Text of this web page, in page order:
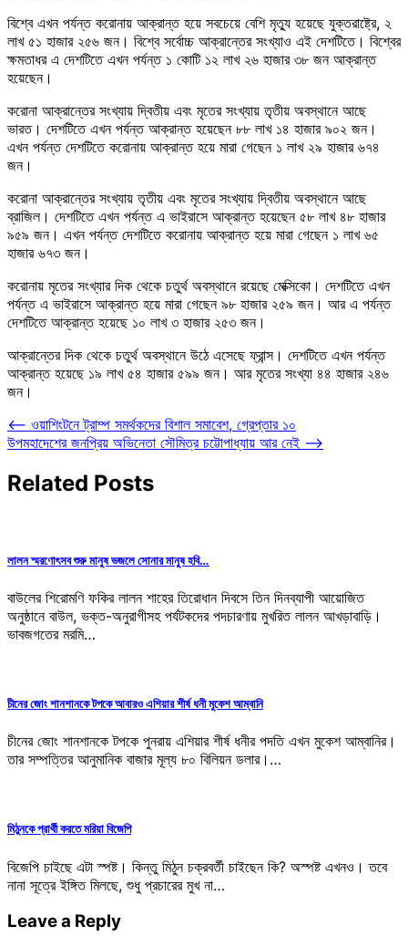
বিশ্বে এখন পর্যন্ত করোনায় আক্রান্ত হয়ে সবচেয়ে বেশি মৃত্যু হয়েছে যুক্তরাষ্ট্রে, ২
লাখ ৫১ হাজার ২৫৬ জন। বিশ্বে সর্বোচ্চ আক্রান্তের সংখ্যাও এই দেশটিতে। বিশ্বের
ক্ষমতাধর এ দেশটিতে এখন পর্যন্ত ১ কোটি ১২ লাখ ২৬ হাজার ৩৮ জন আক্রান্ত
হয়েছেন।
করোনা আক্রান্তের সংখ্যায় দ্বিতীয় এবং মৃতের সংখ্যায় তৃতীয় অবস্থানে আছে
ভারত। দেশটিতে এখন পর্যন্ত আক্রান্ত হয়েছেন ৮৮ লাখ ১৪ হাজার ৯০২ জন।
এখন পর্যন্ত দেশটিতে করোনায় আক্রান্ত হয়ে মারা গেছেন ১ লাখ ২৯ হাজার ৬৭৪
জন।
করোনা আক্রান্তের সংখ্যায় তৃতীয় এবং মৃতের সংখ্যায় দ্বিতীয় অবস্থানে আছে
ব্রাজিল। দেশটিতে এখন পর্যন্ত এ ভাইরাসে আক্রান্ত হয়েছেন ৫৮ লাখ ৪৮ হাজার
৯৫৯ জন। এখন পর্যন্ত দেশটিতে করোনায় আক্রান্ত হয়ে মারা গেছেন ১ লাখ ৬৫
হাজার ৬৭৩ জন।
করোনায় মৃতের সংখ্যার দিক থেকে চতুর্থ অবস্থানে রয়েছে মেক্সিকো। দেশটিতে এখন
পর্যন্ত এ ভাইরাসে আক্রান্ত হয়ে মারা গেছেন ৯৮ হাজার ২৫৯ জন। আর এ পর্যন্ত
দেশটিতে আক্রান্ত হয়েছে ১০ লাখ ৩ হাজার ২৫৩ জন।
আক্রান্তের দিক থেকে চতুর্থ অবস্থানে উঠে এসেছে ফ্রান্স। দেশটিতে এখন পর্যন্ত
আক্রান্ত হয়েছে ১৯ লাখ ৫৪ হাজার ৫৯৯ জন। আর মৃতের সংখ্যা ৪৪ হাজার ২৪৬
জন।
Post
navigation
⟵ ওয়াশিংটনে ট্রাম্প সমর্থকদের বিশাল সমাবেশ, গ্রেপ্তার ১০
উপমহাদেশের জনপ্রিয় অভিনেতা সৌমিত্র চট্টোপাধ্যায় আর নেই ⟶
Related Posts
লালন স্মরণোৎসব শুরু মানুষ ভজলে সোনার মানুষ হবি…
বাউলের শিরোমণি ফকির লালন শাহের তিরোধান দিবসে তিন দিনব্যাপী আয়োজিত
অনুষ্ঠানে বাউল, ভক্ত-অনুরাগীসহ পর্যটকদের পদচারণায় মুখরিত লালন আখড়াবাড়ি।
ভাবজগতের মরমি…
চীনের জোং শানশানকে টপকে আবারও এশিয়ার শীর্ষ ধনী মুকেশ আম্বানি
চীনের জোং শানশানকে টপকে পুনরায় এশিয়ার শীর্ষ ধনীর পদতি এখন মুকেশ আম্বানির।
তার সম্পত্তির আনুমানিক বাজার মূল্য ৮০ বিলিয়ন ডলার।…
মিঠুনকে প্রার্থী করতে মরিয়া বিজেপি
বিজেপি চাইছে এটা স্পষ্ট। কিন্তু মিঠুন চক্রবর্তী চাইছেন কি? অস্পষ্ট এখনও। তবে
নানা সূত্রে ইঙ্গিত মিলছে, শুধু প্রচারের মুখ না…
Leave a Reply